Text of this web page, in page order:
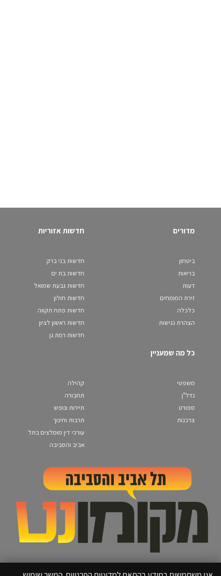
מדורים
ביטחון
בריאות
דעות
זירת המומחים
כלכלה
הצהרת נגישות
חדשות אזוריות
חדשות בני ברק
חדשות בת ים
חדשות גבעת שמואל
חדשות חולון
חדשות פתח תקווה
חדשות ראשון לציון
חדשות רמת גן
כל מה שמעניין
משפטי
נדל"ן
ספורט
צרכנות
קהילה
תחבורה
תיירות ונופש
תרבות וחינוך
עורכי דין מומלצים בתל
אביב והסביבה